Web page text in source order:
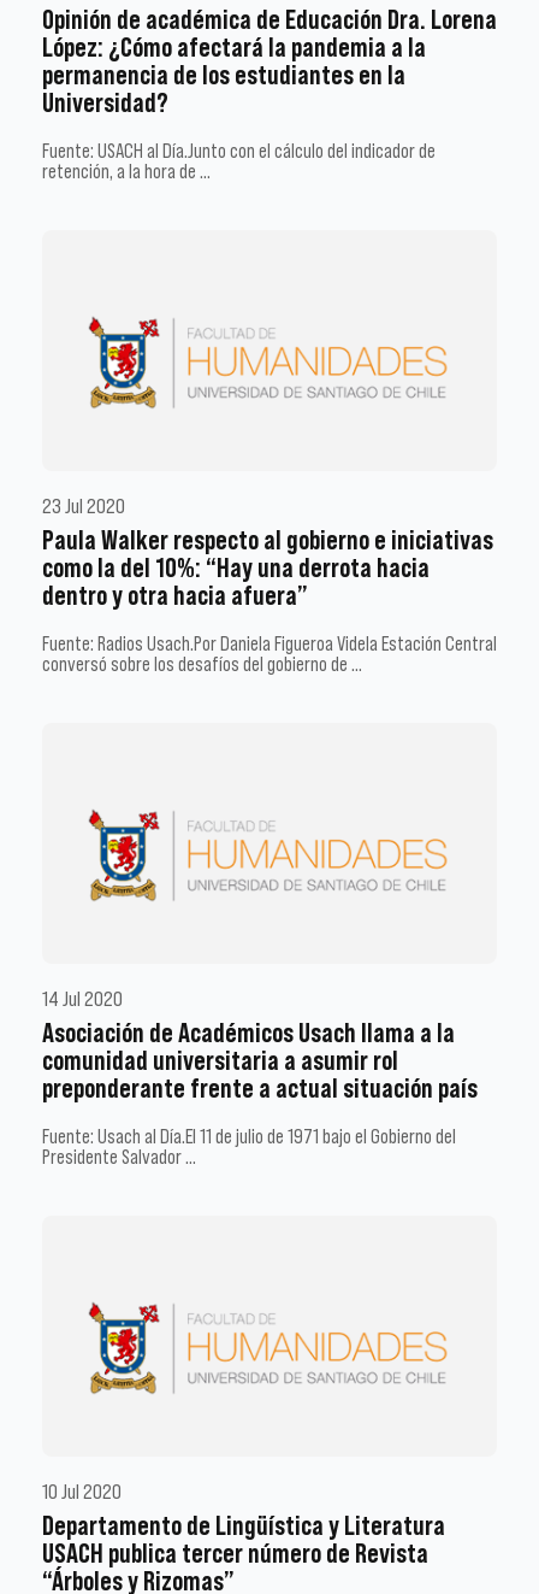
Opinión de académica de Educación Dra. Lorena
López: ¿Cómo afectará la pandemia a la
permanencia de los estudiantes en la
Universidad?
Fuente: USACH al Día.Junto con el cálculo del indicador de
retención, a la hora de …
23 Jul 2020
Paula Walker respecto al gobierno e iniciativas
como la del 10%: “Hay una derrota hacia
dentro y otra hacia afuera”
Fuente: Radios Usach.Por Daniela Figueroa Videla Estación Central
conversó sobre los desafíos del gobierno de …
14 Jul 2020
Asociación de Académicos Usach llama a la
comunidad universitaria a asumir rol
preponderante frente a actual situación país
Fuente: Usach al Día.El 11 de julio de 1971 bajo el Gobierno del
Presidente Salvador …
10 Jul 2020
Departamento de Lingüística y Literatura
USACH publica tercer número de Revista
“Árboles y Rizomas”